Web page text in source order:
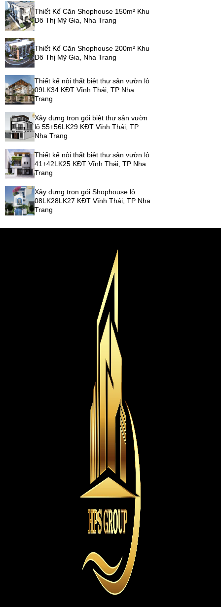
Thiết Kế Căn Shophouse 150m² Khu
Đô Thị Mỹ Gia, Nha Trang
Thiết Kế Căn Shophouse 200m² Khu
Đô Thị Mỹ Gia, Nha Trang
Thiết kế nội thất biệt thự sân vườn lô
09LK34 KĐT Vĩnh Thái, TP Nha
Trang
Xây dựng trọn gói biệt thự sân vườn
lô 55+56LK29 KĐT Vĩnh Thái, TP
Nha Trang
Thiết kế nội thất biệt thự sân vườn lô
41+42LK25 KĐT Vĩnh Thái, TP Nha
Trang
Xây dựng trọn gói Shophouse lô
08LK28LK27 KĐT Vĩnh Thái, TP Nha
Trang